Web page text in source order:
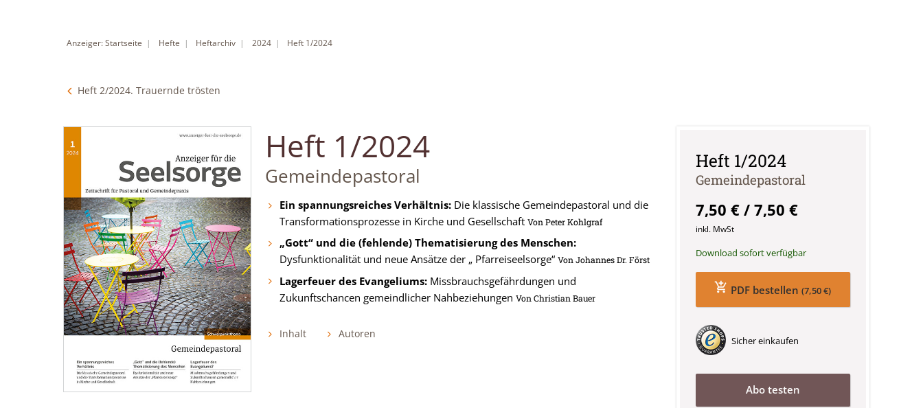
Anzeiger: Startseite Hefte Heftarchiv 2024 Heft 1/2024
Heft 2/2024. Trauernde trösten
Heft 1/2024
:
Gemeindepastoral
Ein spannungsreiches Verhältnis:Die klassische Gemeindepastoral und die
Transformationsprozesse in Kirche und Gesellschaft Von Peter Kohlgraf
„Gott“ und die (fehlende) Thematisierung des Menschen:
Dysfunktionalität und neue Ansätze der „ Pfarreiseelsorge“ VonJohannes Dr. Först
Lagerfeuer des Evangeliums:Missbrauchsgefährdungen und
Zukunftschancen gemeindlicher Nahbeziehungen Von Christian Bauer
Inhalt Autoren
Heft 1/2024
:
Gemeindepastoral
7,50 € / 7,50 €
inkl. MwSt
Download sofort verfügbar
PDF bestellen(7,50 €)
Sicher einkaufen
Abo testen